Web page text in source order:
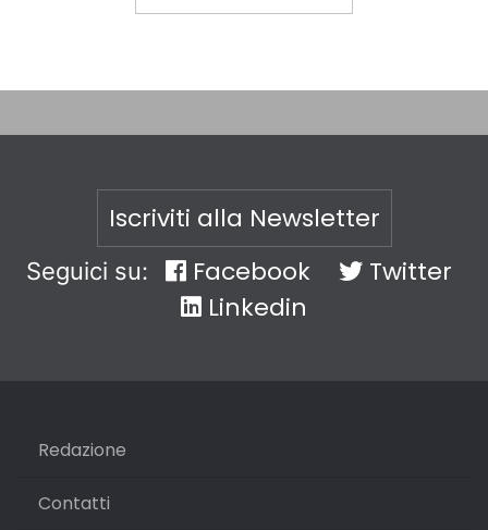
Iscriviti alla Newsletter
Seguici su: Facebook
Twitter
Linkedin
Redazione
Contatti